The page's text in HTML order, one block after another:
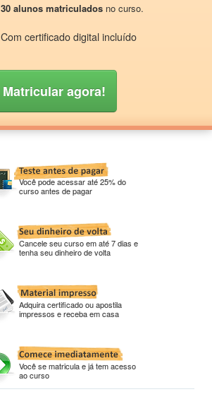
30 alunos matriculadosno curso.
Com certificado digital incluído
Matricular agora!
Você pode acessar até 25% do
curso antes de pagar
Cancele seu curso em até 7 dias e
tenha seu dinheiro de volta
Adquira certificado ou apostila
impressos e receba em casa
Você se matricula e já tem acesso
ao curso